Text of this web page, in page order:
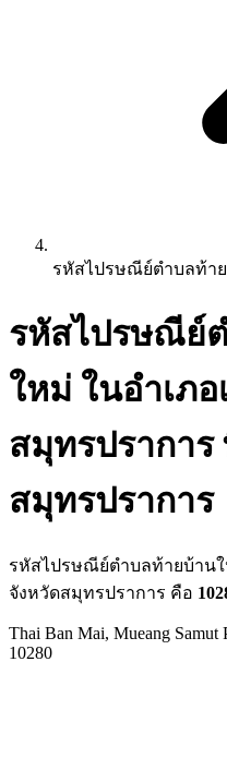
รหัสไปรษณีย์ตำบลท้า
รหัสไปรษณีย์
ใหม่ ในอำเภอ
สมุทรปรากา
สมุทรปราการ
รหัสไปรษณีย์ตำบลท้ายบ้าน
จังหวัดสมุทรปราการ คือ
Thai Ban Mai, Mueang Samut
10280